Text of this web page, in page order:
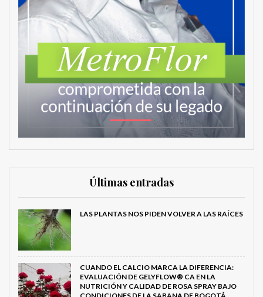
Últimas entradas
LAS PLANTAS NOS PIDEN VOLVER A LAS RAÍCES
CUANDO EL CALCIO MARCA LA DIFERENCIA:
EVALUACIÓN DE GELYFLOW® CA EN LA
NUTRICIÓN Y CALIDAD DE ROSA SPRAY BAJO